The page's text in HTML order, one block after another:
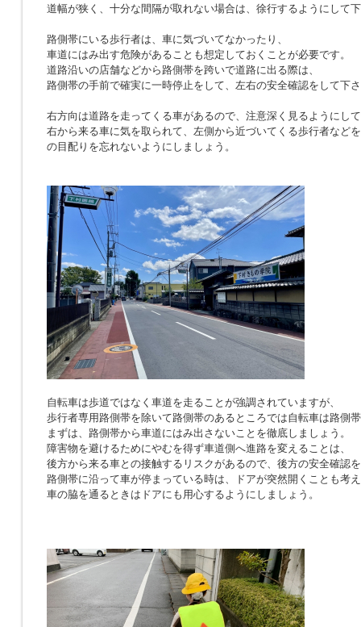
道幅が狭く、十分な間隔が取れない場合は、徐行するようにして
路側帯にいる歩行者は、車に気づいてなかったり、
車道にはみ出す危険があることも想定しておくことが必要です。
道路沿いの店舗などから路側帯を跨いで道路に出る際は、
路側帯の手前で確実に一時停止をして、左右の安全確認をして下
右方向は道路を走ってくる車があるので、注意深く見るようにし
右から来る車に気を取られて、左側から近づいてくる歩行者など
の目配りを忘れないようにしましょう。
自転車は歩道ではなく車道を走ることが強調されていますが、
歩行者専用路側帯を除いて路側帯のあるところでは自転車は路側
まずは、路側帯から車道にはみ出さないことを徹底しましょう。
障害物を避けるためにやむを得ず車道側へ進路を変えることは、
後方から来る車との接触するリスクがあるので、後方の安全確認
路側帯に沿って車が停まっている時は、ドアが突然開くことも考
車の脇を通るときはドアにも用心するようにしましょう。